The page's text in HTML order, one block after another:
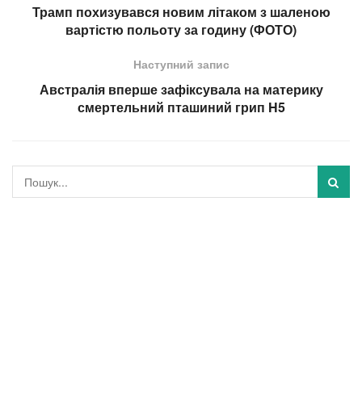
Трамп похизувався новим літаком з шаленою
вартістю польоту за годину (ФОТО)
Наступний запис
Австралія вперше зафіксувала на материку
смертельний пташиний грип H5